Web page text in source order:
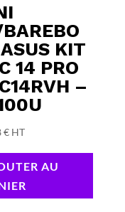
KIT
14 PRO
–
€ HT
AU